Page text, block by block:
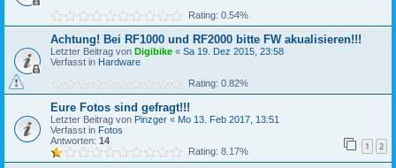
Rating: 0.54%
Achtung! Bei RF1000 und RF2000 bitte FW akualisieren!!!
Letzter Beitrag von Digibike « Sa 19. Dez 2015, 23:58
Verfasst in Hardware
Rating: 0.82%
Eure Fotos sind gefragt!!!
Letzter Beitrag von Pinzger « Mo 13. Feb 2017, 13:51
Verfasst in Fotos
Antworten: 14 1 2
Rating: 8.17%